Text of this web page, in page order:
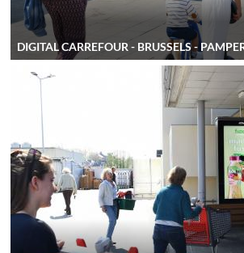
DIGITAL CARREFOUR - BRUSSELS -